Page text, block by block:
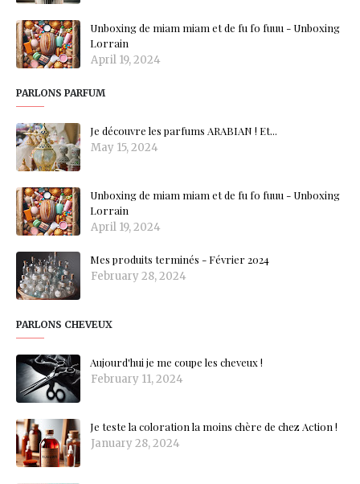
Unboxing de miam miam et de fu fo fuuu - Unboxing
Lorrain
April 19, 2024
PARLONS PARFUM
Je découvre les parfums ARABIAN ! Et...
May 15, 2024
Unboxing de miam miam et de fu fo fuuu - Unboxing
Lorrain
April 19, 2024
Mes produits terminés - Février 2024
February 28, 2024
PARLONS CHEVEUX
Aujourd'hui je me coupe les cheveux !
February 11, 2024
Je teste la coloration la moins chère de chez Action !
January 28, 2024